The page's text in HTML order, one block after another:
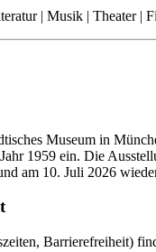
| Musik | Theater |
Museum in
1959 ein. Die
am 10. Juli 2026
Barrierefreiheit)